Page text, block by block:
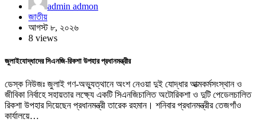
admin admon
জাতীয়
আগস্ট ৮, ২০২৬
8 views
জুলাইযোদ্ধাদের সিএনজি-রিকশা উপহার প্রধানমন্ত্রীর
ডেস্ক নিউজঃ জুলাই গণ-অভ্যুত্থানে অংশ নেওয়া দুই যোদ্ধার আত্মকর্মসংস্থান ও
জীবিকা নির্বাহে সহায়তার লক্ষ্যে একটি সিএনজিচালিত অটোরিকশা ও দুটি পেডেলচালিত
রিকশা উপহার দিয়েছেন প্রধানমন্ত্রী তারেক রহমান। শনিবার প্রধানমন্ত্রীর তেজগাঁও
কার্যালয়ে…